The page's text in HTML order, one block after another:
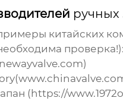
ручных
китайских
(https://